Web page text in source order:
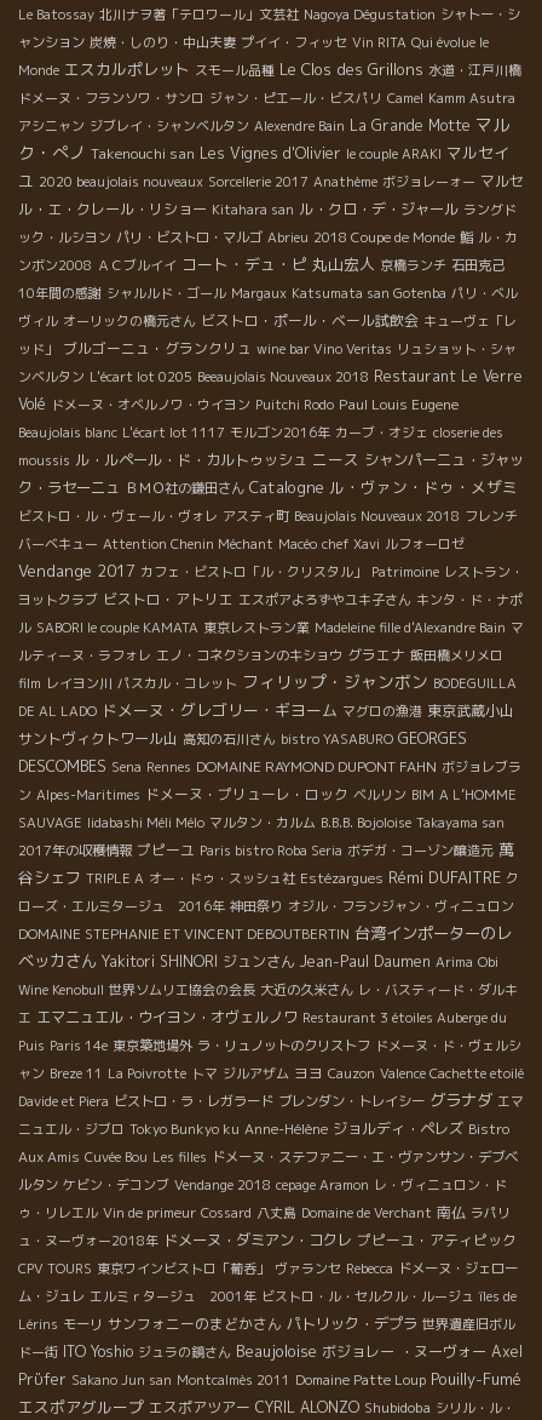
Le Batossay 北川ナヲ著「テロワール」文芸社 Nagoya Dégustation シャトー・シ
ャンション 炭焼・しのり・中山夫妻 プイイ・フィッセ Vin RITA Qui évolue le
Monde エスカルポレット スモール品種 Le Clos des Grillons 水道・江戸川橋
ドメーヌ・フランソワ・サンロ ジャン・ピエール・ビスパリ Camel Kamm Asutra
アシニャン ジブレイ・シャンベルタン Alexendre Bain La Grande Motte マル
ク・ぺノ Takenouchi san Les Vignes d'Olivier le couple ARAKI マルセイ
ユ 2020 beaujolais nouveaux Sorcellerie 2017 Anathème ボジョレーォー マルセ
ル・エ・クレール・リショー Kitahara san ル・クロ・デ・ジャール ラングド
ック・ルシヨン パリ・ビストロ・マルゴ Abrieu 2018 Coupe de Monde 鮨 ル・カ
ンボン2008 ＡＣブルイイ コート・デュ・ピ 丸山宏人 京橋ランチ 石田克己
10年間の感謝 シャルルド・ゴール Margaux Katsumata san Gotenba パリ・ベル
ヴィル オーリックの橋元さん ビストロ・ポール・ベール試飲会 キューヴェ「レ
ッド」
ブルゴーニュ・グランクリュ wine bar Vino Veritas リュショット・シャ
ンベルタン L'écart lot 0205 Beeaujolais Nouveaux 2018 Restaurant Le Verre
Volé ドメーヌ・オベルノワ・ウイヨン Puitchi Rodo Paul Louis Eugene
Beaujolais blanc L'écart lot 1117 モルゴン2016年 カーブ・オジェ closerie des
moussis ル・ルペール・ド・カルトゥッシュ ニース シャンパーニュ・ジャッ
ク・ラセーニュ ＢＭＯ社の鎌田さん Catalogne ル・ヴァン・ドゥ・メザミ
ビストロ・ル・ヴェール・ヴォレ アスティ町 Beaujolais Nouveaux 2018 フレンチ
バーベキュー Attention Chenin Méchant Macéo chef Xavi ルフォーロゼ
Vendange 2017 カフェ・ビストロ「ル・クリスタル」 Patrimoine レストラン・
ヨットクラブ ビストロ・アトリエ エスポアよろずやユキ子さん キンタ・ド・ナポ
ル SABORI le couple KAMATA 東京レストラン業 Madeleine fille d'Alexandre Bain マ
ルティーヌ・ラフォレ エノ・コネクションのキショウ グラエナ 飯田橋メリメロ
film レイヨン川 パスカル・コレット フィリップ・ジャンボン BODEGUILLA
DE AL LADO ドメーヌ・グレゴリー・ギヨーム マグロの漁港 東京武蔵小山
サントヴィクトワール山 高知の石川さん bistro YASABURO GEORGES
DESCOMBES Sena Rennes DOMAINE RAYMOND DUPONT FAHN ボジョレブラ
ン Alpes-Maritimes ドメーヌ・プリューレ・ロック ベルリン BIM A L’HOMME
SAUVAGE Iidabashi Méli Mélo マルタン・カルム B.B.B. Bojoloise Takayama san
2017年の収穫情報 プピーユ Paris bistro Roba Seria ボデガ・コーゾン醸造元 萬
谷シェフ TRIPLE A オー・ドゥ・スッシュ社 Estézargues Rémi DUFAITRE ク
ローズ・エルミタージュ 2016年 神田祭り オジル・フランジャン・ヴィニュロン
DOMAINE STEPHANIE ET VINCENT DEBOUTBERTIN 台湾インポーターのレ
ベッカさん Yakitori SHINORI ジュンさん Jean-Paul Daumen Arima Obi
Wine Kenobull 世界ソムリエ協会の会長 大近の久米さん レ・バスティード・ダルキ
エ エマニュエル・ウイヨン・オヴェルノワ Restaurant 3 étoiles Auberge du
Puis Paris 14e 東京築地場外 ラ・リュノットのクリストフ ドメーヌ・ド・ヴェルシ
ャン Breze 11 La Poivrotte トマ ジルアザム ヨヨ Cauzon Valence Cachette etoilé
Davide et Piera ビストロ・ラ・レガラード ブレンダン・トレイシー グラナダ エマ
ニュエル・ジブロ Tokyo Bunkyo ku Anne-Hélène ジョルディ・ペレズ Bistro
Aux Amis Cuvée Bou Les filles ドメーヌ・ステファニー・エ・ヴァンサン・デブベ
ルタン ケビン・デコンブ Vendange 2018 cepage Aramon レ・ヴィニュロン・ド
ゥ・リレエル Vin de primeur Cossard 八丈島 Domaine de Verchant 南仏 ラパリ
ュ・ヌーヴォー2018年 ドメーヌ・ダミアン・コクレ プピーユ・アティピック
CPV TOURS 東京ワインビストロ「葡呑」 ヴァランセ Rebecca ドメーヌ・ジェロー
ム・ジュレ エルミｒタージュ 2001年 ビストロ・ル・セルクル・ルージュ îles de
Lérins モーリ サンフォニーのまどかさん パトリック・デプラ 世界遺産旧ボル
ドー街 ITO Yoshio ジュラの鏡さん Beaujoloise ボジョレー ・ヌーヴォー Axel
Prϋfer Sakano Jun san Montcalmès 2011 Domaine Patte Loup Pouilly-Fumé
エスポアグループ エスポアツアー CYRIL ALONZO Shubidoba シリル・ル・